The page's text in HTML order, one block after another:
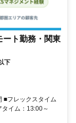
ート勤務・関東
下
■フレックスタイム
イム：13:00～